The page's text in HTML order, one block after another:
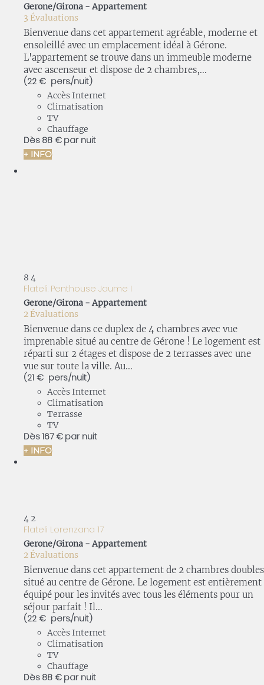
Gerone/Girona -Appartement
3 Évaluations
Bienvenue dans cet appartement agréable, moderne et
ensoleillé avec un emplacement idéal à Gérone.
L'appartement se trouve dans un immeuble moderne
avec ascenseur et dispose de 2 chambres,...
(22 € pers./nuit)
Accès Internet
Climatisation
TV
Chauffage
Dès 88 € par nuit
+ INFO
8 4
Flateli. Penthouse Jaume I
Gerone/Girona -Appartement
2 Évaluations
Bienvenue dans ce duplex de 4 chambres avec vue
imprenable situé au centre de Gérone ! Le logement est
réparti sur 2 étages et dispose de 2 terrasses avec une
vue sur toute la ville. Au...
(21 € pers./nuit)
Accès Internet
Climatisation
Terrasse
TV
Dès167 € par nuit
+ INFO
4 2
Flateli Lorenzana 17
Gerone/Girona - Appartement
2 Évaluations
Bienvenue dans cet appartement de 2 chambres doubles
situé au centre de Gérone. Le logement est entièrement
équipé pour les invités avec tous les éléments pour un
séjour parfait ! Il...
(22 € pers./nuit)
Accès Internet
Climatisation
TV
Chauffage
Dès 88 € par nuit